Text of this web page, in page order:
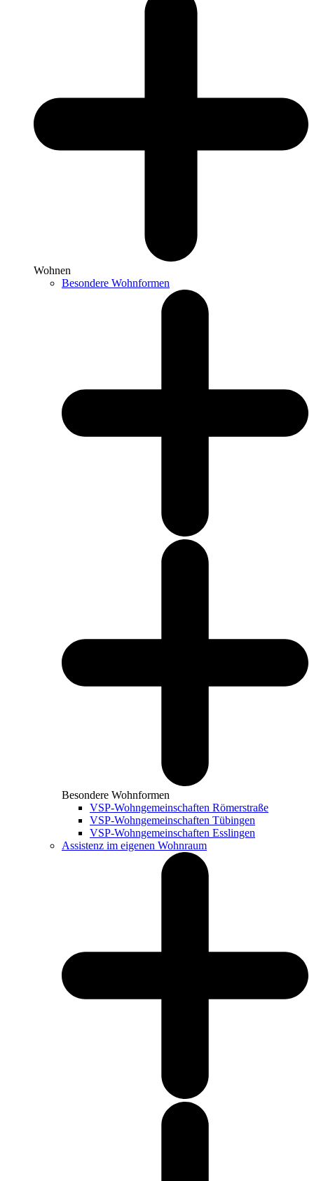
Wohnen
Besondere Wohnformen
Besondere Wohnformen
VSP-Wohngemeinschaften Römerstraße
VSP-Wohngemeinschaften Tübingen
VSP-Wohngemeinschaften Esslingen
Assistenz im eigenen Wohnraum